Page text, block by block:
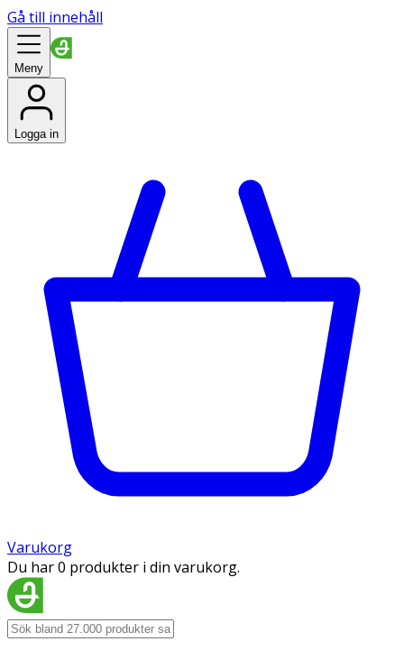
Gå till innehåll
Meny
Logga in
Varukorg
Du har 0 produkter i din varukorg.